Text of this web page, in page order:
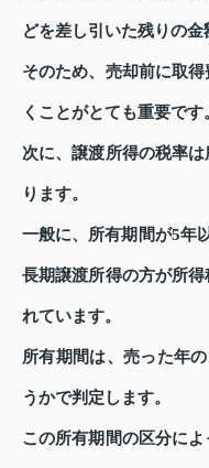
どを差し引いた残りの金
そのため、売却前に取
くことがとても重要です
次に、譲渡所得の税率
ります。
一般に、所有期間が5年
長期譲渡所得の方が所
れています。
所有期間は、売った年
うかで判定します。
この所有期間の区分に